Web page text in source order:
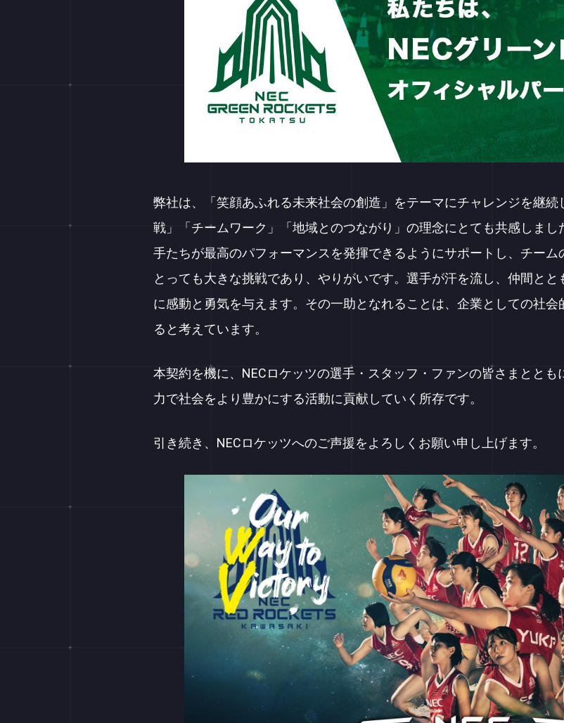
弊社は、「笑顔あふれる未来社会の創造」をテーマにチャレンジを継
戦」「チームワーク」「地域とのつながり」の理念にとても共感しま
手たちが最高のパフォーマンスを発揮できるようにサポートし、チー
とっても大きな挑戦であり、やりがいです。選手が汗を流し、仲間と
に感動と勇気を与えます。その一助となれることは、企業としての社
ると考えています。
本契約を機に、NECロケッツの選手・スタッフ・ファンの皆さまとと
力で社会をより豊かにする活動に貢献していく所存です。
引き続き、NECロケッツへのご声援をよろしくお願い申し上げます。